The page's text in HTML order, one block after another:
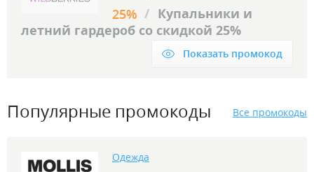
25% / Купальники и
летний гардероб со скидкой 25%
Показать промокод
Популярные промокоды Все промокоды
Одежда